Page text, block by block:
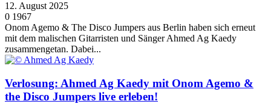
12. August 2025
0 1967
Onom Agemo & The Disco Jumpers aus Berlin haben sich erneut
mit dem malischen Gitarristen und Sänger Ahmed Ag Kaedy
zusammengetan. Dabei...
Verlosung: Ahmed Ag Kaedy mit Onom Agemo &
the Disco Jumpers live erleben!